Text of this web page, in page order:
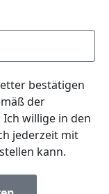
bestätigen
der
willige in den
jederzeit mit
kann.